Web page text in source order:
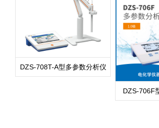
DZS-708T-A型多参数分析仪
DZS-706F